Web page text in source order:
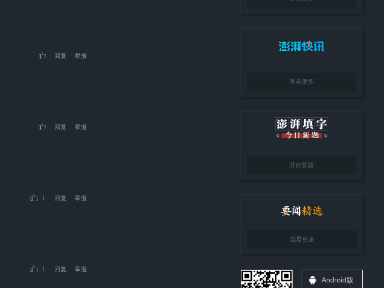
回复 举报
回复 举报
1 回复 举报
1 回复 举报
查看更多
开始答题
查看更多
Android版